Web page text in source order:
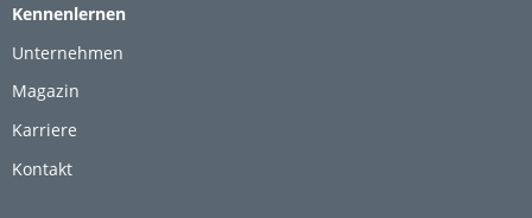
Kennenlernen
Unternehmen
Magazin
Karriere
Kontakt